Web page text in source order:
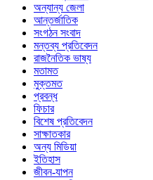
অন্যান্য জেলা
আন্তর্জাতিক
সংগঠন সংবাদ
মন্তব্য প্রতিবেদন
রাজনৈতিক ভাষ্য
মতামত
মুক্তমত
প্রবন্ধ
ফিচার
বিশেষ প্রতিবেদন
সাক্ষাতকার
অন্য মিডিয়া
ইতিহাস
জীবন-যাপন